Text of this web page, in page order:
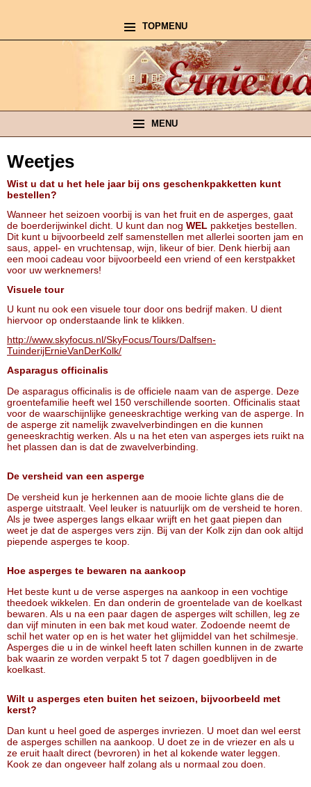
TOPMENU
MENU
Weetjes
Wist u dat u het hele jaar bij ons geschenkpakketten kunt
bestellen?
Wanneer het seizoen voorbij is van het fruit en de asperges, gaat
de boerderijwinkel dicht. U kunt dan nog WEL pakketjes bestellen.
Dit kunt u bijvoorbeeld zelf samenstellen met allerlei soorten jam en
saus, appel- en vruchtensap, wijn, likeur of bier. Denk hierbij aan
een mooi cadeau voor bijvoorbeeld een vriend of een kerstpakket
voor uw werknemers!
Visuele tour
U kunt nu ook een visuele tour door ons bedrijf maken. U dient
hiervoor op onderstaande link te klikken.
http://www.skyfocus.nl/SkyFocus/Tours/Dalfsen-
TuinderijErnieVanDerKolk/
Asparagus officinalis
De asparagus officinalis is de officiele naam van de asperge. Deze
groentefamilie heeft wel 150 verschillende soorten. Officinalis staat
voor de waarschijnlijke geneeskrachtige werking van de asperge. In
de asperge zit namelijk zwavelverbindingen en die kunnen
geneeskrachtig werken. Als u na het eten van asperges iets ruikt na
het plassen dan is dat de zwavelverbinding.
De versheid van een asperge
De versheid kun je herkennen aan de mooie lichte glans die de
asperge uitstraalt. Veel leuker is natuurlijk om de versheid te horen.
Als je twee asperges langs elkaar wrijft en het gaat piepen dan
weet je dat de asperges vers zijn. Bij van der Kolk zijn dan ook altijd
piepende asperges te koop.
Hoe asperges te bewaren na aankoop
Het beste kunt u de verse asperges na aankoop in een vochtige
theedoek wikkelen. En dan onderin de groentelade van de koelkast
bewaren. Als u na een paar dagen de asperges wilt schillen, leg ze
dan vijf minuten in een bak met koud water. Zodoende neemt de
schil het water op en is het water het glijmiddel van het schilmesje.
Asperges die u in de winkel heeft laten schillen kunnen in de zwarte
bak waarin ze worden verpakt 5 tot 7 dagen goedblijven in de
koelkast.
Wilt u asperges eten buiten het seizoen, bijvoorbeeld met
kerst?
Dan kunt u heel goed de asperges invriezen. U moet dan wel eerst
de asperges schillen na aankoop. U doet ze in de vriezer en als u
ze eruit haalt direct (bevroren) in het al kokende water leggen.
Kook ze dan ongeveer half zolang als u normaal zou doen.